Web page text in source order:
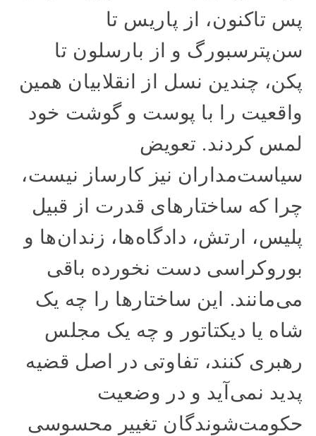
پس تاکنون، از پاریس تا
سن‌پترسبورگ و از بارسلون تا
پکن، چندین نسل از انقلابیان همین
واقعیت را با پوست و گوشت خود
لمس کردند. تعویض
سیاست‌مداران نیز کارساز نیست،
چرا که ساختارهای قدرت از قبیل
پلیس، ارتش، دادگاه‌ها، زندان‌ها و
بوروکراسی دست نخورده باقی
می‌مانند. این ساختارها را چه یک
شاه یا دیکتاتور و چه یک مجلس
رهبری کنند، تفاوتی در اصل قضیه
پدید نمی‌آید و در وضعیت
حکومت‌شوندگان تغییر محسوسی